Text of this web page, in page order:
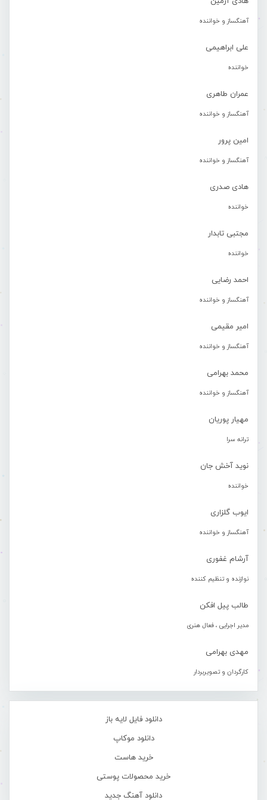
آهنگساز و خواننده
علی ابراهیمی
خواننده
عمران طاهری
آهنگساز و خواننده
امین پرور
آهنگساز و خواننده
هادی صدری
خواننده
مجتبی تابدار
خواننده
احمد رضایی
آهنگساز و خواننده
امیر مقیمی
آهنگساز و خواننده
محمد بهرامی
آهنگساز و خواننده
مهیار پوریان
ترانه سرا
نوید آخش جان
خواننده
ایوب گلزاری
آهنگساز و خواننده
آرشام غفوری
نوازنده و تنظیم کننده
طالب پیل افکن
مدیر اجرایی ، فعال هنری
مهدی بهرامی
کارگردان و تصویربردار
دانلود فایل لایه باز
دانلود موکاپ
خرید هاست
خرید محصولات پوستی
دانلود آهنگ جدید